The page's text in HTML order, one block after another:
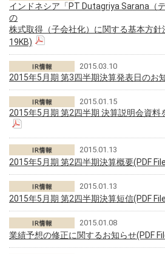
インドネシア「PT Dutagriya Sarana（
の
株式取得（子会社化）に関する基本方針
19KB)
2015.03.10
2015年5月期 第3四半期決算発表日のお
2015.01.15
2015年5月期 第2四半期 決算説明会資料
2015.01.13
2015年5月期 第2四半期決算概要(PDF
2015.01.13
2015年5月期 第2四半期決算短信(PDF
2015.01.08
業績予想の修正に関するお知らせ(PDF